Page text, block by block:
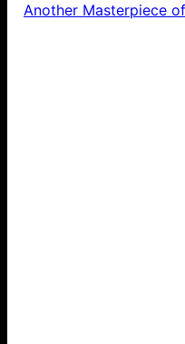
Another Masterpiece